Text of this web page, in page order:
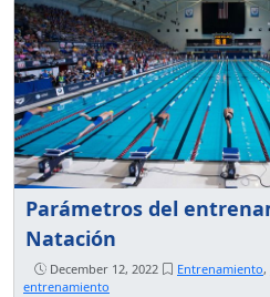
Parámetros del
Natación
December 12, 2022 Entrenamiento,
entrenamiento